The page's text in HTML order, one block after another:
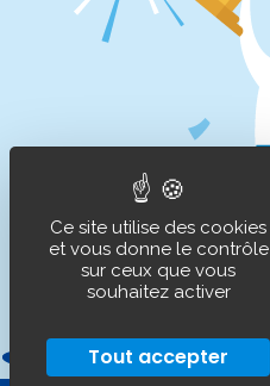
Ce site utilise des cookies
et vous donne le contrôle
sur ceux que vous
souhaitez activer
Tout accepter